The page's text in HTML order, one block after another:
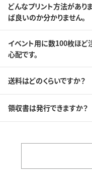
どんなプリント方法があり
ば良いのか分かりません。
イベント用に数100枚ほど
心配です。
送料はどのくらいですか？
領収書は発行できますか？